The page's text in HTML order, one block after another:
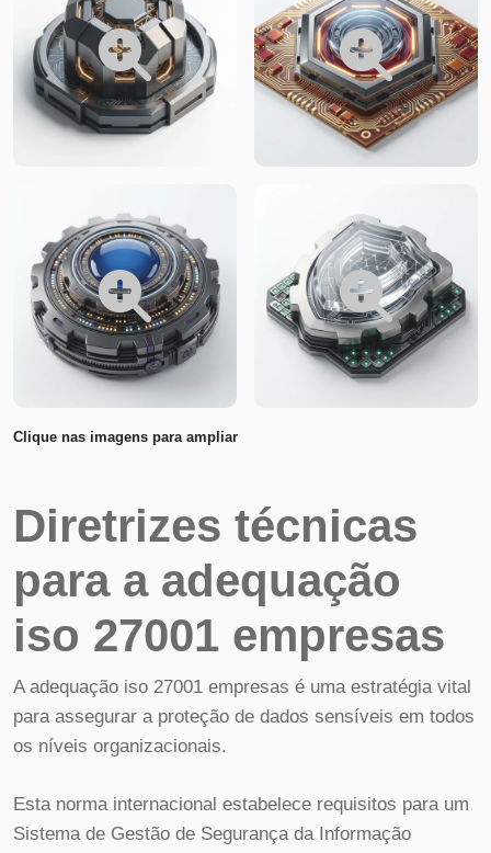
Clique nas imagens para ampliar
Diretrizes técnicas
para a adequação
iso 27001 empresas
A adequação iso 27001 empresas é uma estratégia vital
para assegurar a proteção de dados sensíveis em todos
os níveis organizacionais.
Esta norma internacional estabelece requisitos para um
Sistema de Gestão de Segurança da Informação